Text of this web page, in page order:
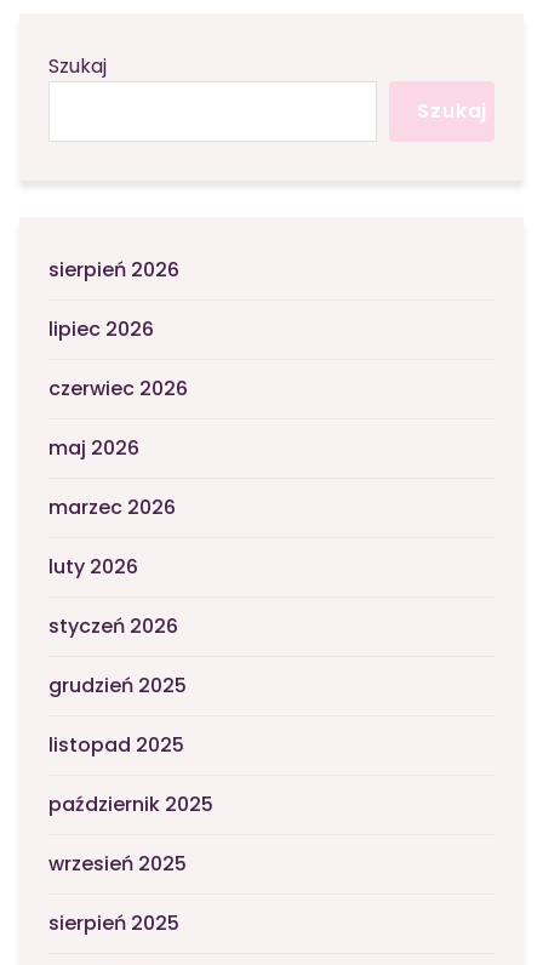
Szukaj
Szukaj
sierpień 2026
lipiec 2026
czerwiec 2026
maj 2026
marzec 2026
luty 2026
styczeń 2026
grudzień 2025
listopad 2025
październik 2025
wrzesień 2025
sierpień 2025